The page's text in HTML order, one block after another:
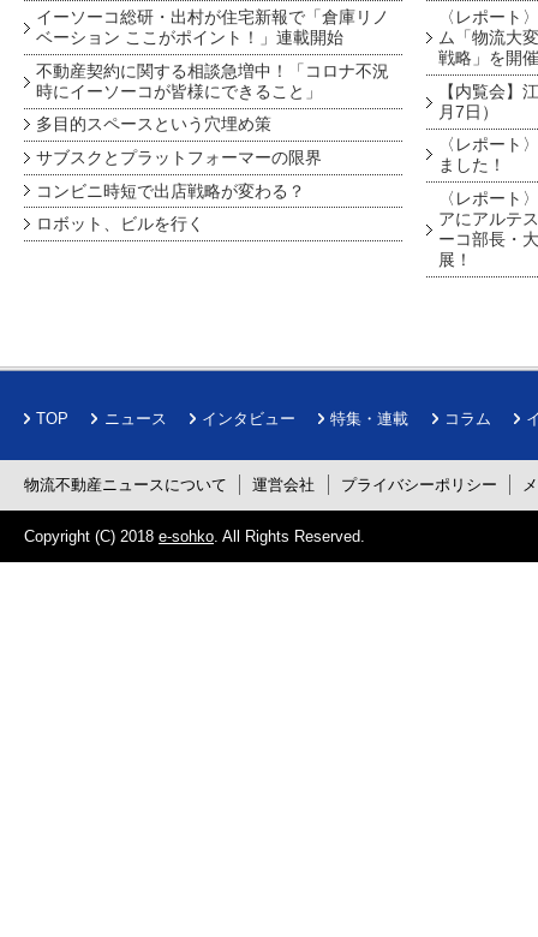
イーソーコ総研・出村が住宅新報で「倉庫リノ
ベーション ここがポイント！」連載開始
不動産契約に関する相談急増中！「コロナ不況
時にイーソーコが皆様にできること」
多目的スペースという穴埋め策
サブスクとプラットフォーマーの限界
コンビニ時短で出店戦略が変わる？
ロボット、ビルを行く
〈レポート
ム「物流大
戦略」を開
【内覧会】
月7日）
〈レポート
ました！
〈レポート
アにアルテ
ーコ部長・
展！
TOP ニュース インタビュー 特集・連載 コラム
物流不動産ニュースについて 運営会社 プライバシーポリシー
Copyright (C) 2018 e-sohko. All Rights Reserved.